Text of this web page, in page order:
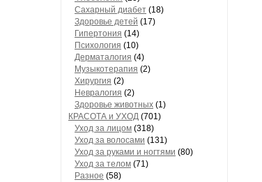
Сахарный диабет (18)
Здоровье детей (17)
Гипертония (14)
Психология (10)
Дерматалогия (4)
Музыкотерапия (2)
Хирургия (2)
Невралогия (2)
Здоровье животных (1)
КРАСОТА и УХОД (701)
Уход за лицом (318)
Уход за волосами (131)
Уход за руками и ногтями (80)
Уход за телом (71)
Разное (58)